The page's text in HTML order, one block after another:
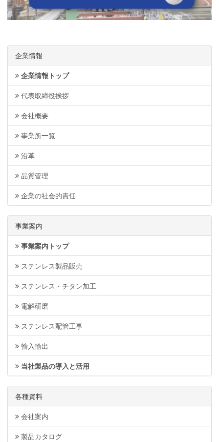
企業情報
企業情報トップ
代表取締役挨拶
会社概要
事業所一覧
沿革
品質管理
企業の社会的責任
事業案内
事業案内トップ
ステンレス製品販売
ステンレス・チタン加工
電解研磨
ステンレス配管工事
輸入輸出
当社製品の導入と活用
各種資料
会社案内
製品カタログ